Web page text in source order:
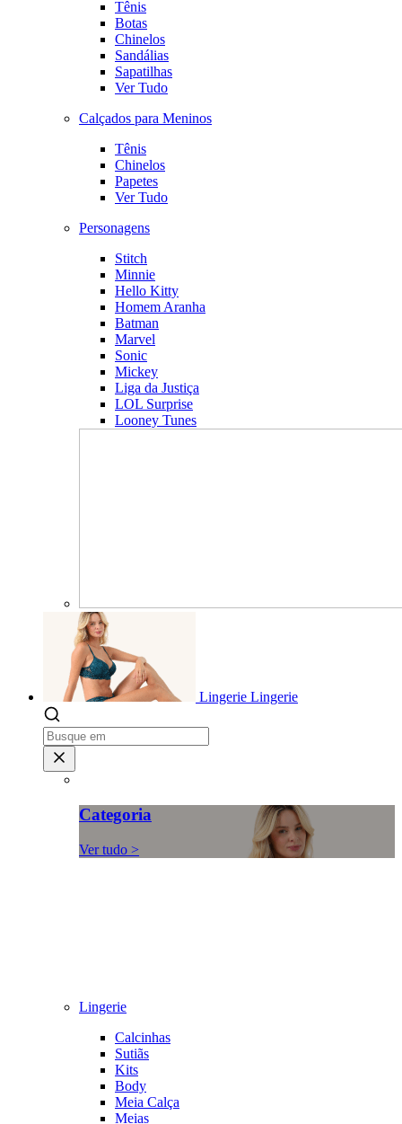
Tênis
Botas
Chinelos
Sandálias
Sapatilhas
Ver Tudo
Calçados para Meninos
Tênis
Chinelos
Papetes
Ver Tudo
Personagens
Stitch
Minnie
Hello Kitty
Homem Aranha
Batman
Marvel
Sonic
Mickey
Liga da Justiça
LOL Surprise
Looney Tunes
Lingerie Lingerie
Categoria
Ver tudo >
Lingerie
Calcinhas
Sutiãs
Kits
Body
Meia Calça
Meias